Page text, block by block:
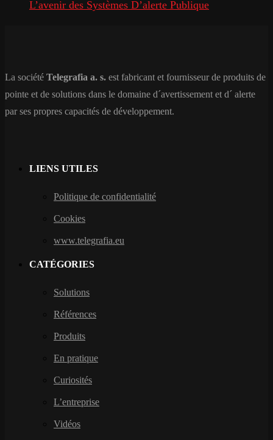
L’avenir des Systèmes D’alerte Publique
La société Telegrafia a. s. est fabricant et fournisseur de produits de
pointe et de solutions dans le domaine d´avertissement et d´ alerte
par ses propres capacités de développement.
LIENS UTILES
Politique de confidentialité
Cookies
www.telegrafia.eu
CATÉGORIES
Solutions
Références
Produits
En pratique
Curiosités
L’entreprise
Vidéos